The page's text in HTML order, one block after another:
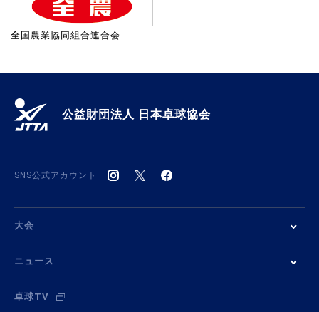
全国農業協同組合連合会
公益財団法人 日本卓球協会
SNS公式アカウント
大会
ニュース
卓球TV